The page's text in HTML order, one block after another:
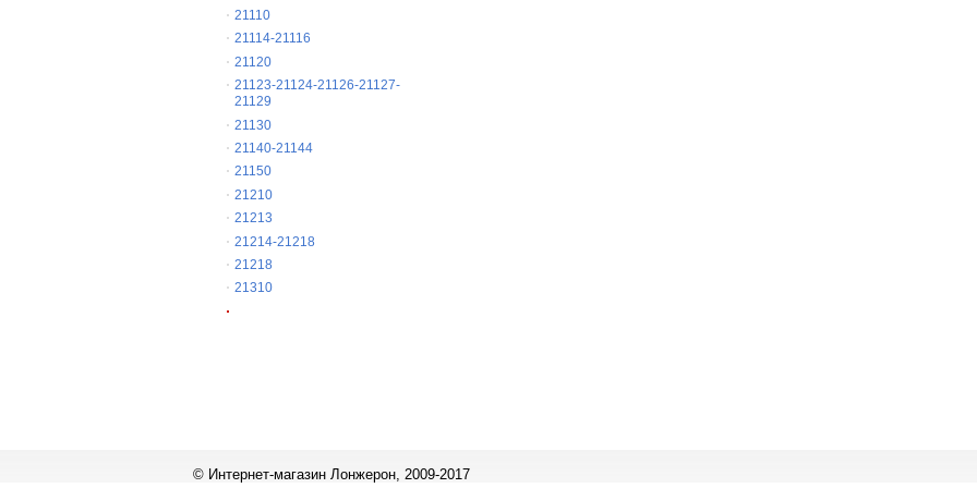
21110
21114-21116
21120
21123-21124-21126-21127-
21129
21130
21140-21144
21150
21210
21213
21214-21218
21218
21310
© Интернет-магазин Лонжерон, 2009-2017